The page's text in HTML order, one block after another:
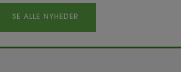
SE ALLE NYHEDER